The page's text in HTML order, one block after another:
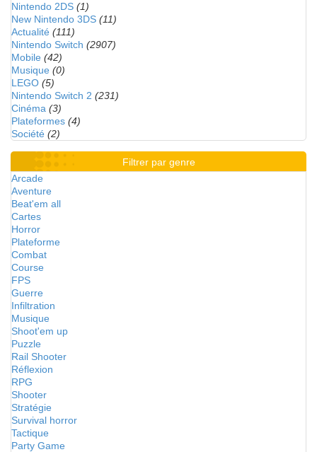
Nintendo 2DS (1)
New Nintendo 3DS (11)
Actualité (111)
Nintendo Switch (2907)
Mobile (42)
Musique (0)
LEGO (5)
Nintendo Switch 2 (231)
Cinéma (3)
Plateformes (4)
Société (2)
Filtrer par genre
Arcade
Aventure
Beat'em all
Cartes
Horror
Plateforme
Combat
Course
FPS
Guerre
Infiltration
Musique
Shoot'em up
Puzzle
Rail Shooter
Réflexion
RPG
Shooter
Stratégie
Survival horror
Tactique
Party Game